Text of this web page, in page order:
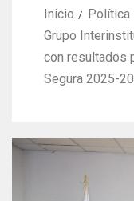
Inicio
Política
Grupo
con resultados
Segura 2025-